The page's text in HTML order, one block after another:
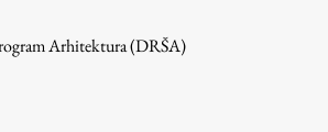
Arhitektura (DRŠA)